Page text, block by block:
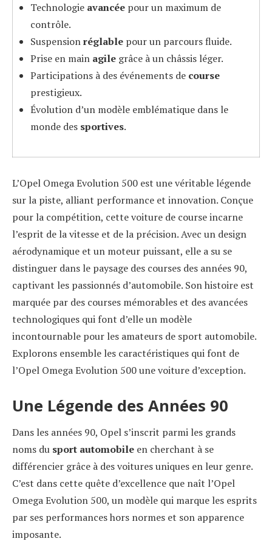
Technologie avancéepour un maximum de
contrôle.
Suspensionréglablepour un parcours fluide.
Prise en main agilegrâce à un châssis léger.
Participations à des événements de course
prestigieux.
Évolution d’un modèle emblématique dans le
monde des sportives.
L’Opel Omega Evolution 500 est une véritable légende
sur la piste, alliant performance et innovation. Conçue
pour la compétition, cette voiture de course incarne
l’esprit de la vitesse et de la précision. Avec un design
aérodynamique et un moteur puissant, elle a su se
distinguer dans le paysage des courses des années 90,
captivant les passionnés d’automobile. Son histoire est
marquée par des courses mémorables et des avancées
technologiques qui font d’elle un modèle
incontournable pour les amateurs de sport automobile.
Explorons ensemble les caractéristiques qui font de
l’Opel Omega Evolution 500 une voiture d’exception.
Une Légende des Années 90
Dans les années 90, Opel s’inscrit parmi les grands
noms du sport automobile en cherchant à se
différencier grâce à des voitures uniques en leur genre.
C’est dans cette quête d’excellence que naît l’Opel
Omega Evolution 500, un modèle qui marque les esprits
par ses performances hors normes et son apparence
imposante.